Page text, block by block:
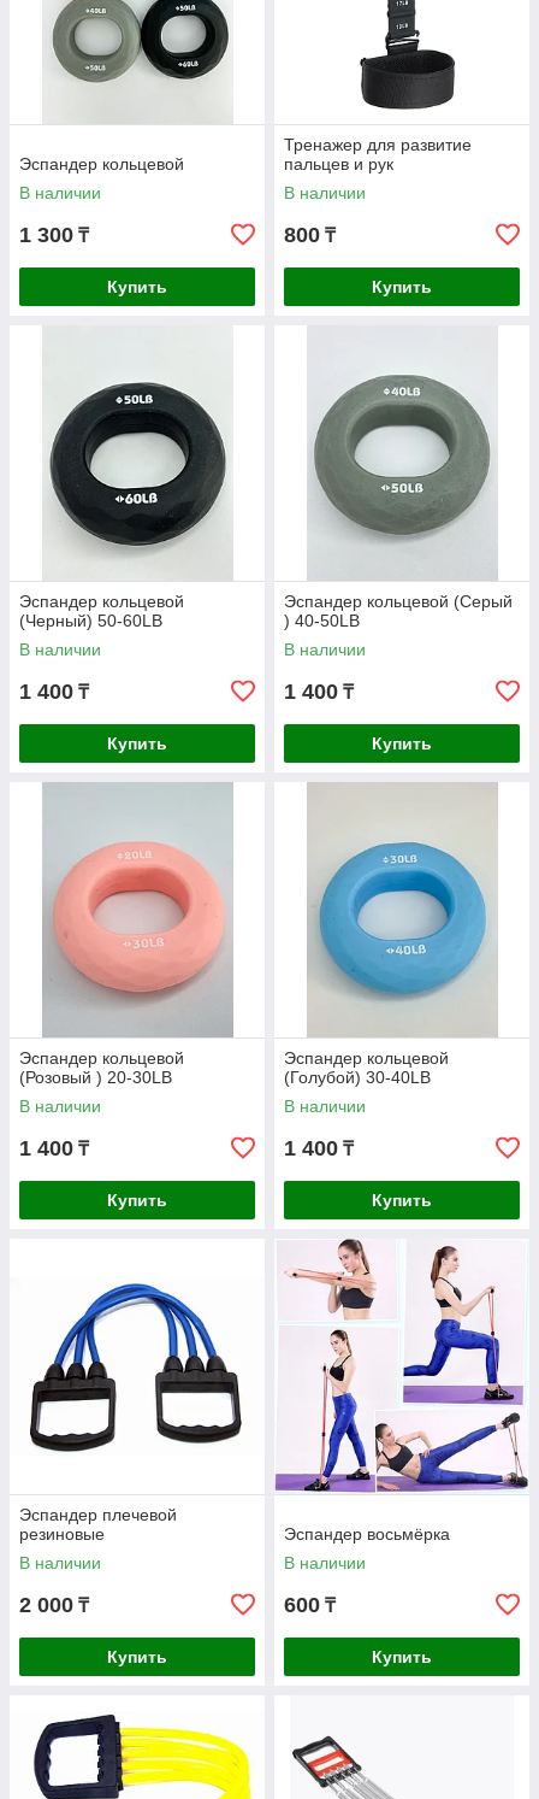
Эспандер кольцевой
В наличии
1 300 ₸
Купить
Тренажер для развитие
пальцев и рук
В наличии
800 ₸
Купить
Эспандер кольцевой
(Черный) 50-60LB
В наличии
1 400 ₸
Купить
Эспандер кольцевой (Серый
) 40-50LB
В наличии
1 400 ₸
Купить
Эспандер кольцевой
(Розовый ) 20-30LB
В наличии
1 400 ₸
Купить
Эспандер кольцевой
(Голубой) 30-40LB
В наличии
1 400 ₸
Купить
Эспандер плечевой
резиновые
В наличии
2 000 ₸
Купить
Эспандер восьмёрка
В наличии
600 ₸
Купить